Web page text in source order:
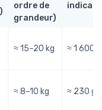
ordre de
grandeur)
≈ 15–20 kg ≈ 1 600 g
≈ 8–10 kg ≈ 230 g